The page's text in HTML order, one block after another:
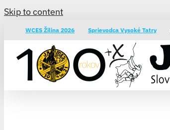
Skip to content
WCES Žilina 2026 Sprievodca Vysoké Tatry